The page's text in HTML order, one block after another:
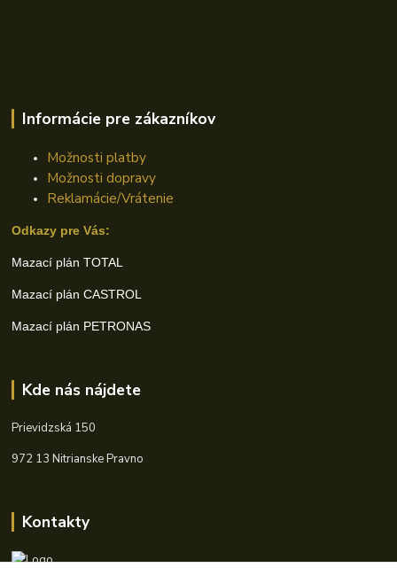
Informácie pre zákazníkov
Možnosti platby
Možnosti dopravy
Reklamácie/Vrátenie
Odkazy pre Vás:
Mazací plán TOTAL
Mazací plán CASTROL
Mazací plán PETRONAS
Kde nás nájdete
Prievidzská 150
972 13 Nitrianske Pravno
Kontakty